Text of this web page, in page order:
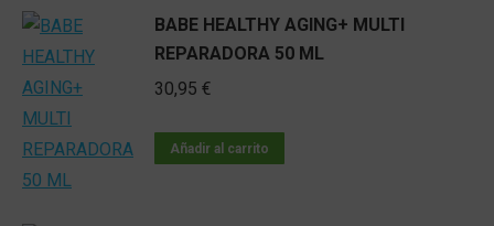
BABE HEALTHY AGING+ MULTI
REPARADORA 50 ML
30,95 €
Añadir al carrito